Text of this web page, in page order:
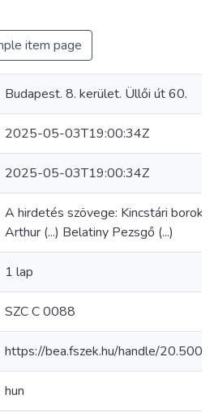
item page
Budapest. 8. kerület. Üllői út 60.
2025-05-03T19:00:34Z
2025-05-03T19:00:34Z
A hirdetés szövege: Kincstári borok
Arthur (...) Belatiny Pezsgő (...)
1 lap
SZC C 0088
https://bea.fszek.hu/handle/
hun